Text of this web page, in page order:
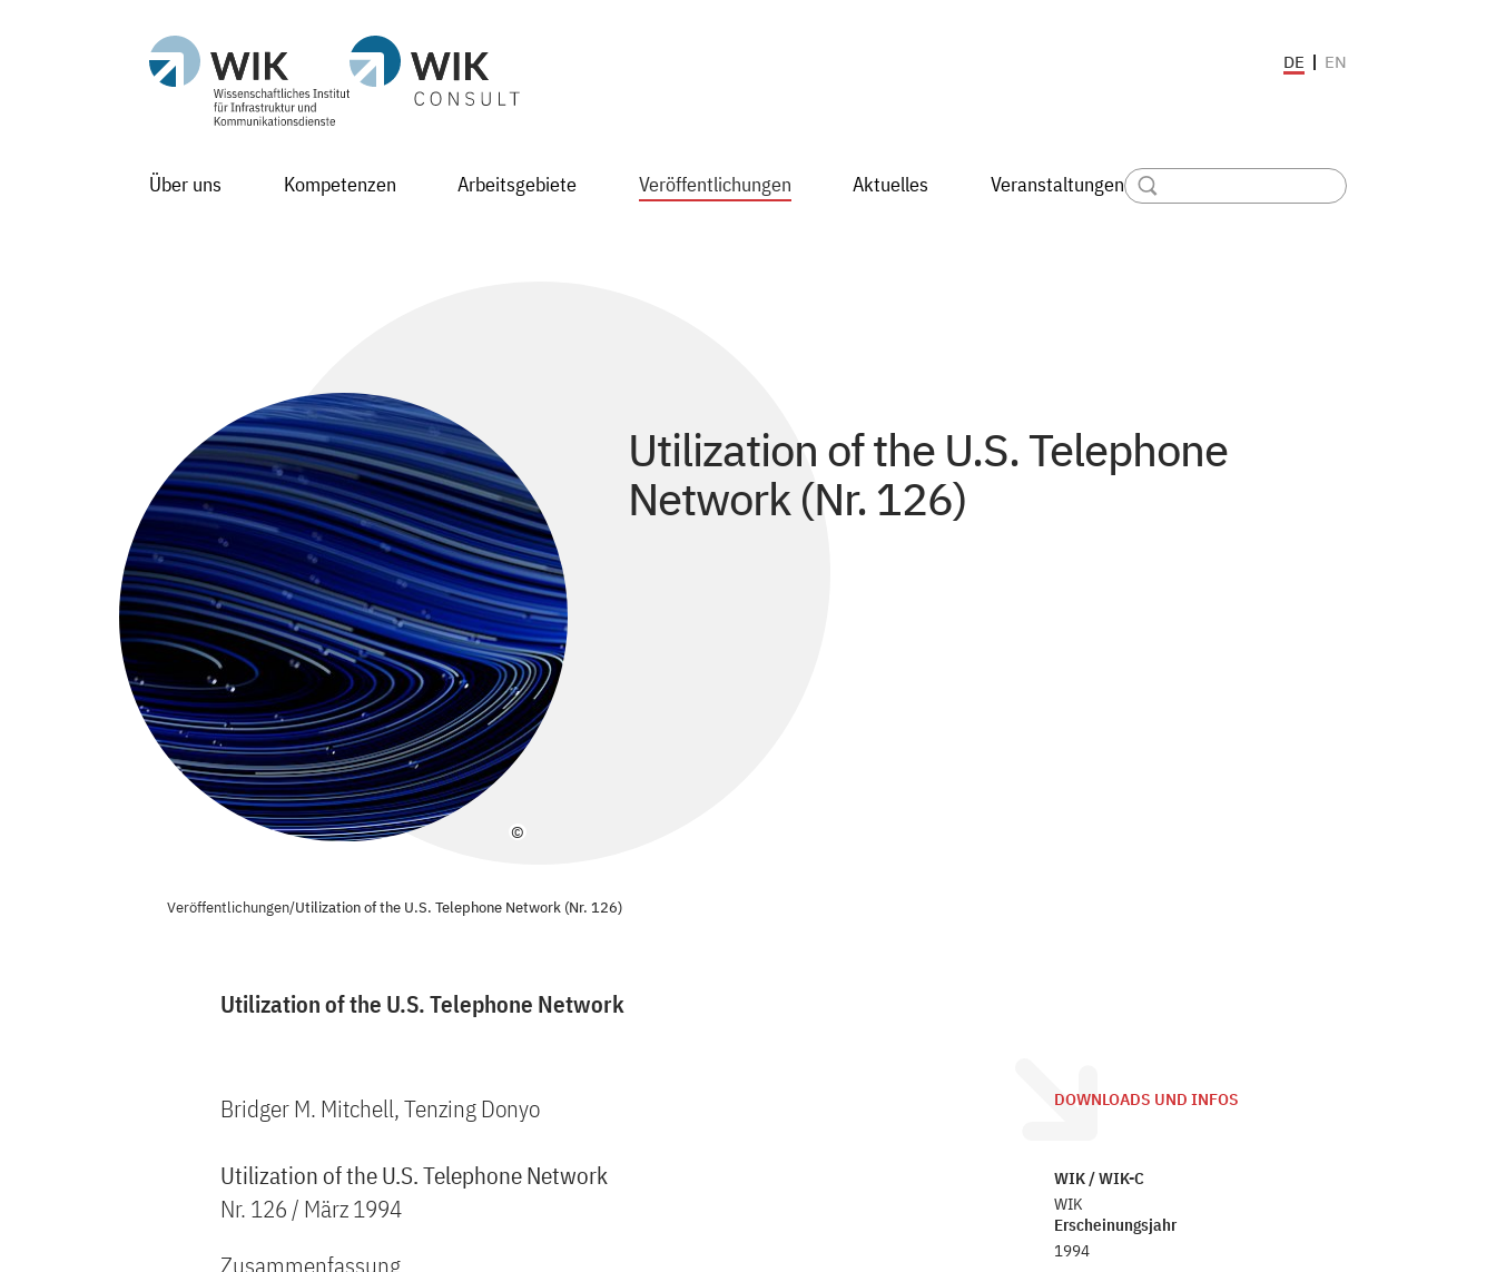
DE EN
Über uns Kompetenzen Arbeitsgebiete Veröffentlichungen Aktuelles Veranstaltungen
©
Utilization of the U.S. Telephone
Network (Nr. 126)
Veröffentlichungen/Utilization of the U.S. Telephone Network (Nr. 126)
Utilization of the U.S. Telephone Network
Bridger M. Mitchell, Tenzing Donyo
Utilization of the U.S. Telephone Network
Nr. 126 / März 1994
Zusammenfassung
DOWNLOADS UND INFOS
WIK / WIK-C
WIK
Erscheinungsjahr
1994